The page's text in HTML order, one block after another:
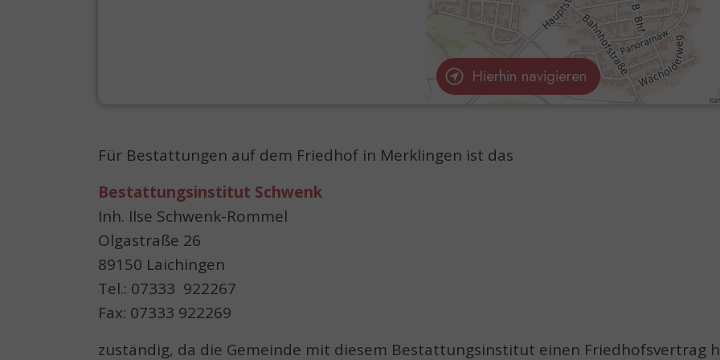
Hierhin navigieren
Für Bestattungen auf dem Friedhof in Merklingen ist das
Bestattungsinstitut Schwenk
Inh. Ilse Schwenk-Rommel
Olgastraße 26
89150 Laichingen
Tel.: 07333 922267
Fax: 07333 922269
zuständig, da die Gemeinde mit diesem Bestattungsinstitut einen Friedhofsvertrag